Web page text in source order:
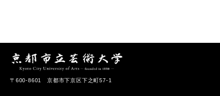
〒600-8601 京都市下京区下之町57-1